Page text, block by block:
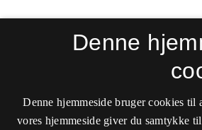
Denne
Denne hjemmeside bruger cookies til
vores hjemmeside giver du samtykke